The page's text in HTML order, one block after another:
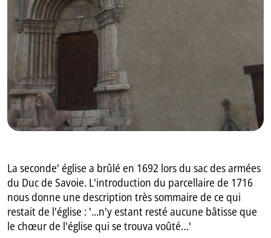
La seconde' église a brûlé en 1692 lors du sac des armées
du Duc de Savoie. L'introduction du parcellaire de 1716
nous donne une description très sommaire de ce qui
restait de l'église : '...n'y estant resté aucune bâtisse que
le chœur de l'église qui se trouva voûté…'